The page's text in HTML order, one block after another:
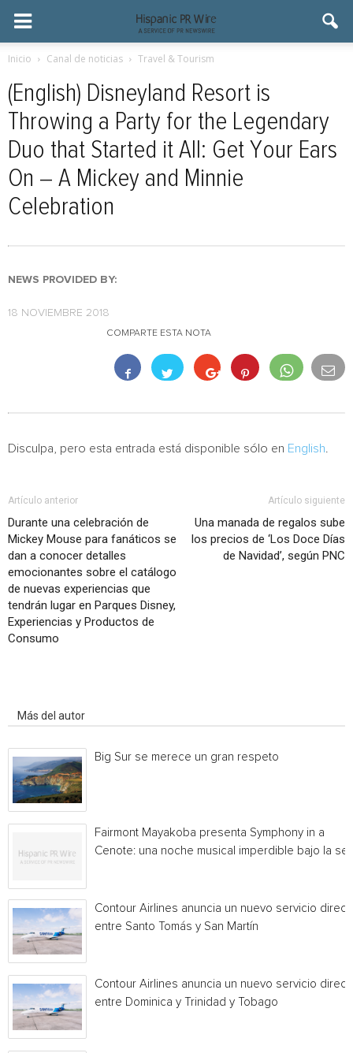
Inicio Canal de noticias Travel & Tourism
(English) Disneyland Resort is
Throwing a Party for the Legendary
Duo that Started it All: Get Your Ears
On – A Mickey and Minnie
Celebration
NEWS PROVIDED BY:
18 NOVIEMBRE 2018
COMPARTE ESTA NOTA
Disculpa, pero esta entrada está disponible sólo en English
Artículo anterior
Durante una celebración de
Mickey Mouse para fanáticos se
dan a conocer detalles
emocionantes sobre el catálogo
de nuevas experiencias que
tendrán lugar en Parques Disney,
Experiencias y Productos de
Consumo
Artículo siguiente
Una manada de regalos sube
los precios de ‘Los Doce Días
de Navidad’, según PNC
Más del autor
Big Sur se merece un gran respeto
Fairmont Mayakoba presenta Symphony in a
Cenote: una noche musical imperdible bajo la
Contour Airlines anuncia un nuevo servicio
entre Santo Tomás y San Martín
Contour Airlines anuncia un nuevo servicio
entre Dominica y Trinidad y Tobago